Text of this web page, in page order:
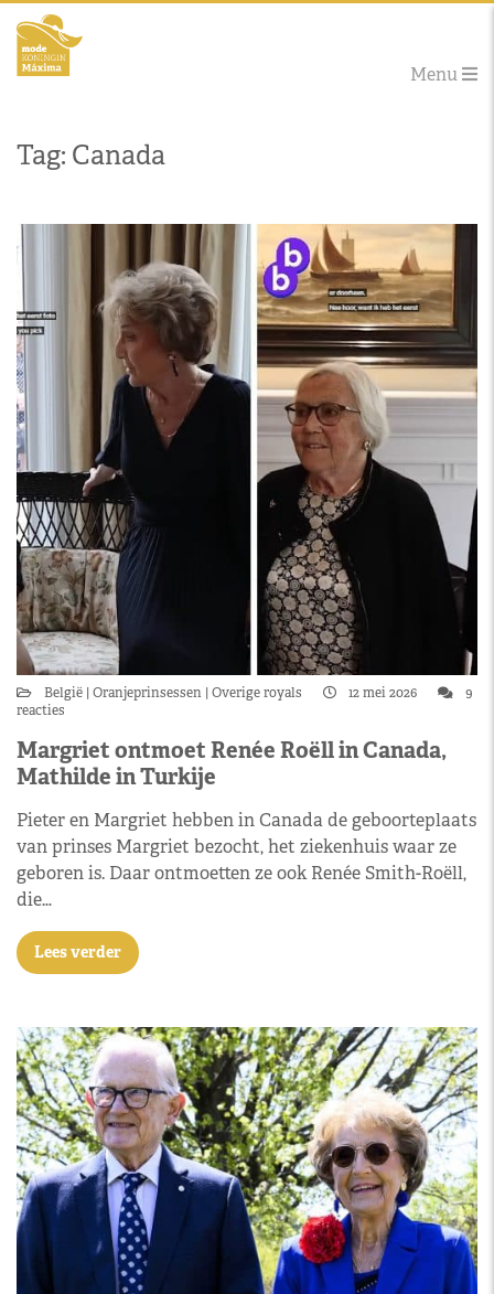
Menu
Tag: Canada
België Oranjeprinsessen Overige royals 12 mei 2026
9
reacties
Margriet ontmoet Renée Roëll in Canada,
Mathilde in Turkije
Pieter en Margriet hebben in Canada de geboorteplaats
van prinses Margriet bezocht, het ziekenhuis waar ze
geboren is. Daar ontmoetten ze ook Renée Smith-Roëll,
die…
Lees verder